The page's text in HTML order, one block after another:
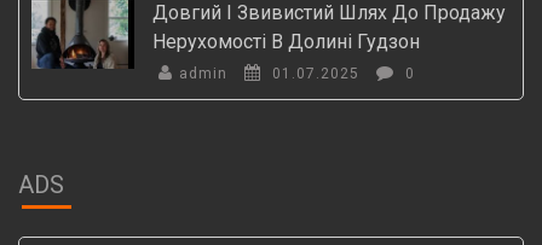
Довгий І Звивистий Шлях До Продажу
Нерухомості В Долині Гудзон
admin 01.07.2025 0
ADS